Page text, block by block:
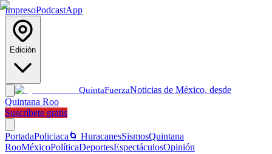
ImpresoPodcastApp
Edición
QuintaFuerzaNoticias de México, desde
Quintana Roo
Suscríbete gratis
PortadaPoliciaca 🌀 HuracanesSismosQuintana
RooMéxicoPolíticaDeportesEspectáculosOpinión